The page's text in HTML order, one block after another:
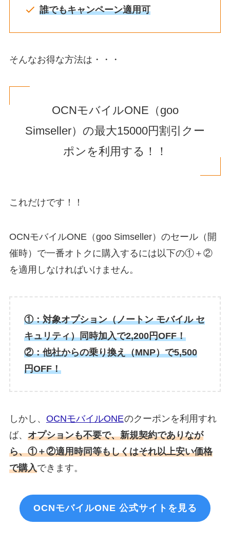
誰でもキャンペーン適用可
そんなお得な方法は・・・
OCNモバイルONE（goo
Simseller）の最大15000円割引クー
ポンを利用する！！
これだけです！！
OCNモバイルONE（goo Simseller）のセール（開
催時）で一番オトクに購入するには以下の①＋②
を適用しなければいけません。
①：対象オプション（ノートン モバイル セ
キュリティ）同時加入で2,200円OFF！
②：他社からの乗り換え（MNP）で5,500
円OFF！
しかし、 OCNモバイルONEのクーポンを利用すれ
ば、 オプションも不要で、新規契約でありなが
ら、①＋②適用時同等もしくはそれ以上安い価格
で購入できます。
OCNモバイルONE 公式サイトを見る